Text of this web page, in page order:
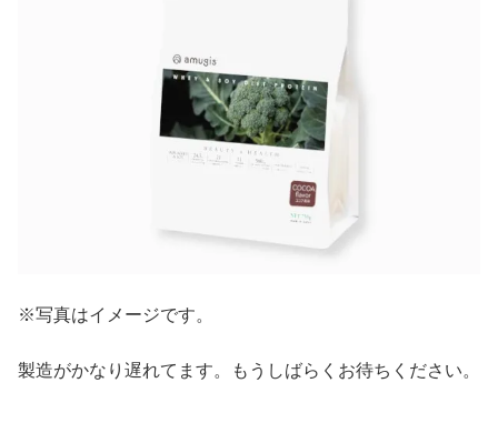
※写真はイメージです。
製造がかなり遅れてます。もうしばらくお待ちください。